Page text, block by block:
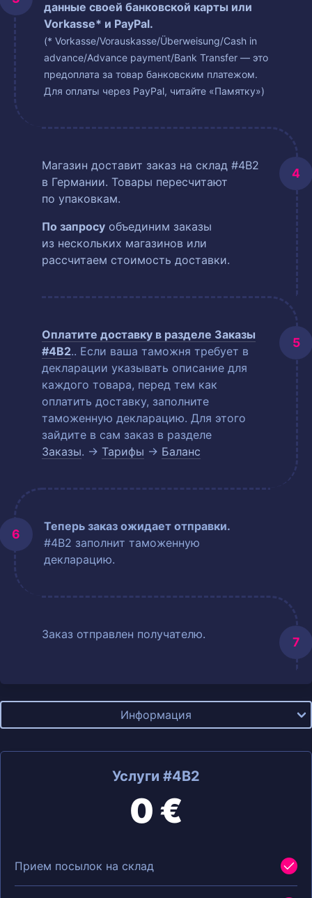
данные своей банковской карты или
Vorkasse* и PayPal.
(* Vorkasse/Vorauskasse/Überweisung/Cash in
advance/Advance payment/Bank Transfer — это
предоплата за товар банковским платежом.
Для оплаты через PayPal, читайте «Памятку»)
Магазин доставит заказ на склад #4B2
в Германии. Товары пересчитают
по упаковкам.
По запросу объединим заказы
из нескольких магазинов или
рассчитаем стоимость доставки.
Оплатите доставку в разделе Заказы
#4B2.. Если ваша таможня требует в
декларации указывать описание для
каждого товара, перед тем как
оплатить доставку, заполните
таможенную декларацию. Для этого
зайдите в сам заказ в разделе
Заказы. → Тарифы → Баланс
Теперь заказ ожидает отправки.
#4B2 заполнит таможенную
декларацию.
Заказ отправлен получателю.
Информация
Услуги #4B2
0 €
Прием посылок на склад